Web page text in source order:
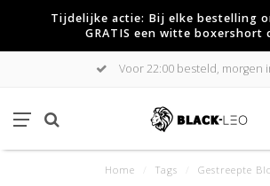
Tijdelijke actie: Bij elke bestelling
GRATIS een witte boxershort
Voor 22:00 besteld, morgen
Home Tags Gestreepte